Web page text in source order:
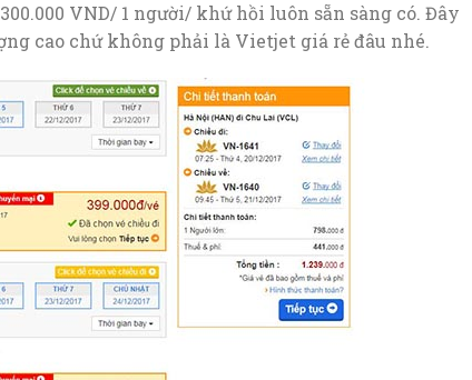
VND/ 1 người/ khứ hồi luôn sẵn sàng có. Đây
cao chứ không phải là Vietjet giá rẻ đâu nhé.